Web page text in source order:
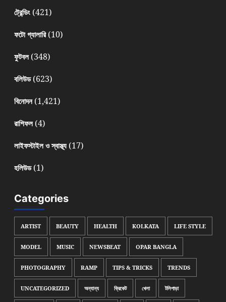
ট্রেন্ডিং(421)
ফটো গ্যালারি(10)
ফুটবল(348)
বলিউড(623)
বিনোদন(1,421)
রাশিফল(4)
লাইফস্টাইল ও স্বাস্থ্য(17)
হলিউড(1)
Categories
ARTIST BEAUTY HEALTH KOLKATA LIFE STYLE
MODEL MUSIC NEWSBEAT OPAR BANGLA
PHOTOGRAPHY RAMP TIPS & TRICKS TRENDS
UNCATEGORIZED অন্যান্য ক্রিকেট খেলা টলিপাড়া